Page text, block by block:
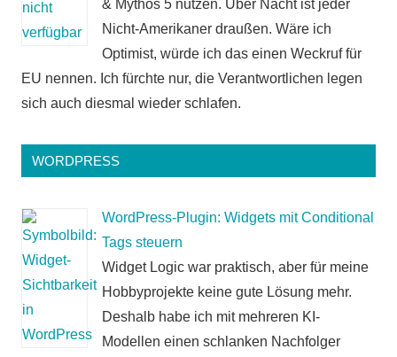
& Mythos 5 nutzen. Über Nacht ist jeder
Nicht-Amerikaner draußen. Wäre ich
Optimist, würde ich das einen Weckruf für
EU nennen. Ich fürchte nur, die Verantwortlichen legen
sich auch diesmal wieder schlafen.
WORDPRESS
WordPress-Plugin: Widgets mit Conditional
Tags steuern
Widget Logic war praktisch, aber für meine
Hobbyprojekte keine gute Lösung mehr.
Deshalb habe ich mit mehreren KI-
Modellen einen schlanken Nachfolger